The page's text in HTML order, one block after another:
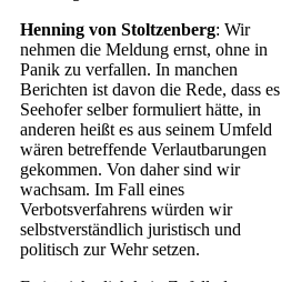
Henning von Stoltzenberg: Wir
nehmen die Meldung ernst, ohne in
Panik zu verfallen. In manchen
Berichten ist davon die Rede, dass es
Seehofer selber formuliert hätte, in
anderen heißt es aus seinem Umfeld
wären betreffende Verlautbarungen
gekommen. Von daher sind wir
wachsam. Im Fall eines
Verbotsverfahrens würden wir
selbstverständlich juristisch und
politisch zur Wehr setzen.